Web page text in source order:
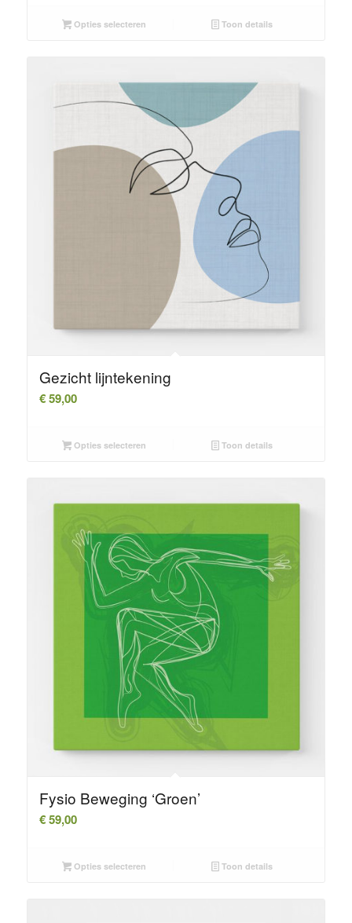
Opties selecteren Toon details
Gezicht lijntekening
€59,00
Opties selecteren Toon details
Fysio Beweging ‘Groen’
€59,00
Opties selecteren Toon details